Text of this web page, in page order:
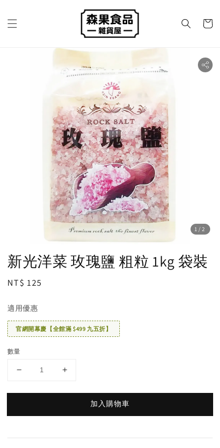
1 /2
新光洋菜 玫瑰鹽 粗粒 1kg 袋裝
Regular
NT$ 125
適用優惠
官網開幕慶【全館滿 $499 九五折】
數量
加入購物車